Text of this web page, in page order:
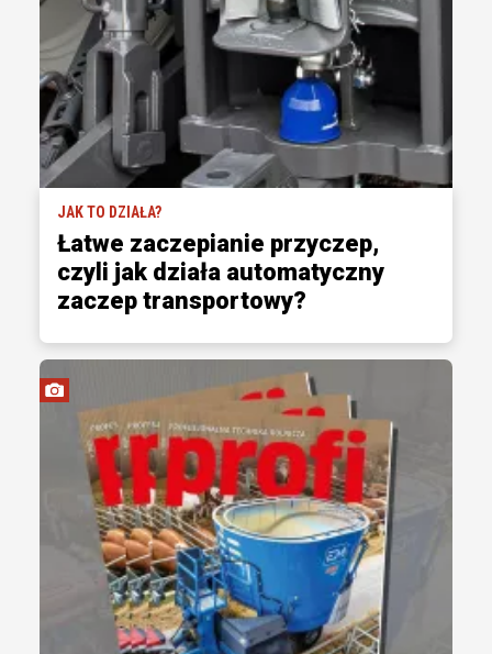
JAK TO DZIAŁA?
Łatwe zaczepianie przyczep,
czyli jak działa automatyczny
zaczep transportowy?